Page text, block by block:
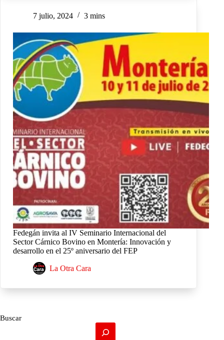
7 julio, 2024 3 mins
Fedegán invita al IV Seminario Internacional del
Sector Cárnico Bovino en Montería: Innovación y
desarrollo en el 25º aniversario del FEP
La Otra Cara
Buscar